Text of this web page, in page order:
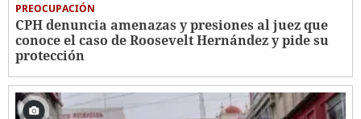
PREOCUPACIÓN
CPH denuncia amenazas y presiones al juez que
conoce el caso de Roosevelt Hernández y pide su
protección